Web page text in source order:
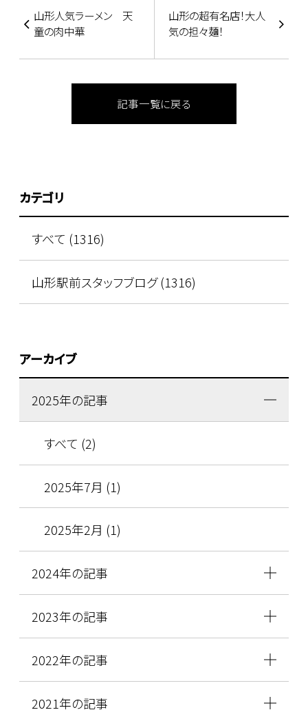
山形人気ラーメン 天
童の肉中華
山形の超有名店！大人
気の担々麺！
記事一覧に戻る
カテゴリ
すべて (1316)
山形駅前スタッフブログ (1316)
アーカイブ
2025年の記事
すべて (2)
2025年7月 (1)
2025年2月 (1)
2024年の記事
2023年の記事
2022年の記事
2021年の記事